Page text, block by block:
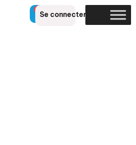
Se connecter